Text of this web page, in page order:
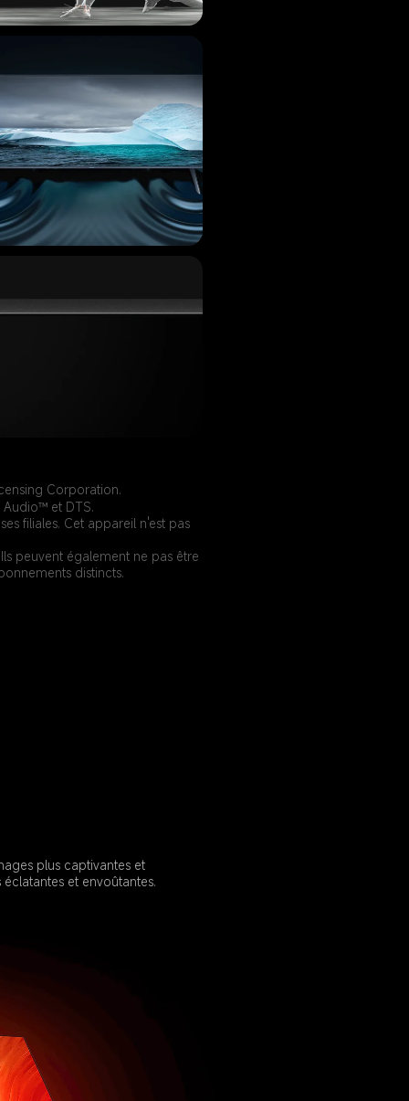
Corporation.
et DTS.
filiales. Cet appareil n'est pas
peuvent également ne pas être
distincts.
plus captivantes et
et envoûtantes.